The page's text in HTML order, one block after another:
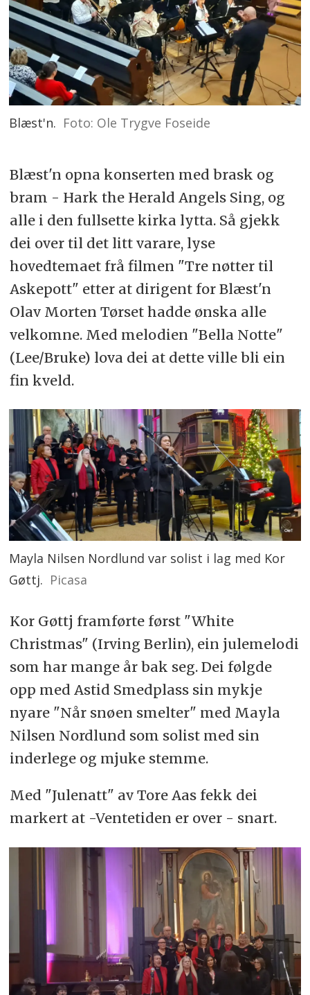
Blæst'n. Foto: Ole Trygve Foseide
Blæst'n opna konserten med brask og
bram - Hark the Herald Angels Sing, og
alle i den fullsette kirka lytta. Så gjekk
dei over til det litt varare, lyse
hovedtemaet frå filmen "Tre nøtter til
Askepott" etter at dirigent for Blæst'n
Olav Morten Tørset hadde ønska alle
velkomne. Med melodien "Bella Notte"
(Lee/Bruke) lova dei at dette ville bli ein
fin kveld.
Mayla Nilsen Nordlund var solist i lag med Kor
Gøttj. Picasa
Kor Gøttj framførte først "White
Christmas" (Irving Berlin), ein julemelodi
som har mange år bak seg. Dei følgde
opp med Astid Smedplass sin mykje
nyare "Når snøen smelter" med Mayla
Nilsen Nordlund som solist med sin
inderlege og mjuke stemme.
Med "Julenatt" av Tore Aas fekk dei
markert at -Ventetiden er over - snart.